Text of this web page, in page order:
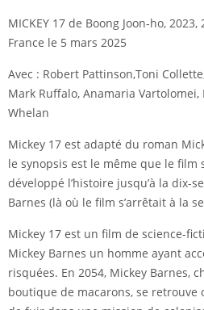
MICKEY 17 de Boong Joon-ho,
France le 5 mars 2025
Avec : Robert Pattinson,Toni
Mark Ruffalo, Anamaria
Whelan
Mickey 17 est adapté du roman
le synopsis est le même que le film
développé l’histoire jusqu’à la dix-
Barnes (là où le film s’arrêtait à la
Mickey 17 est un film de science-
Mickey Barnes un homme ayant
risquées. En 2054, Mickey Barnes,
boutique de macarons, se retrouve